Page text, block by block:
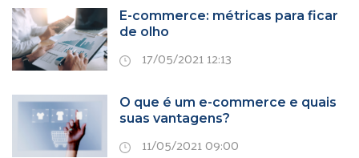
E-commerce: métricas para ficar
de olho
17/05/2021 12:13
O que é um e-commerce e quais
suas vantagens?
11/05/2021 09:00